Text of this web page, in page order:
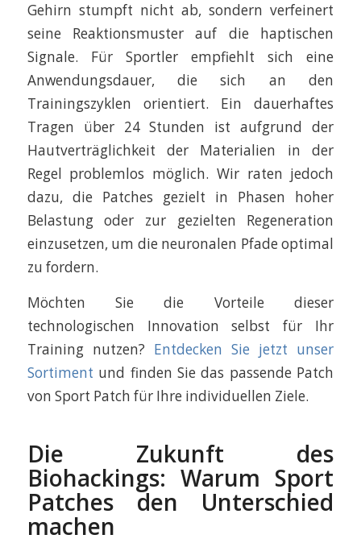
Gehirn stumpft nicht ab, sondern verfeinert
seine Reaktionsmuster auf die haptischen
Signale. Für Sportler empfiehlt sich eine
Anwendungsdauer, die sich an den
Trainingszyklen orientiert. Ein dauerhaftes
Tragen über 24 Stunden ist aufgrund der
Hautverträglichkeit der Materialien in der
Regel problemlos möglich. Wir raten jedoch
dazu, die Patches gezielt in Phasen hoher
Belastung oder zur gezielten Regeneration
einzusetzen, um die neuronalen Pfade optimal
zu fordern.
Möchten Sie die Vorteile dieser
technologischen Innovation selbst für Ihr
Training nutzen? Entdecken Sie jetzt unser
Sortiment und finden Sie das passende Patch
von Sport Patch für Ihre individuellen Ziele.
Die Zukunft des
Biohackings: Warum Sport
Patches den Unterschied
machen